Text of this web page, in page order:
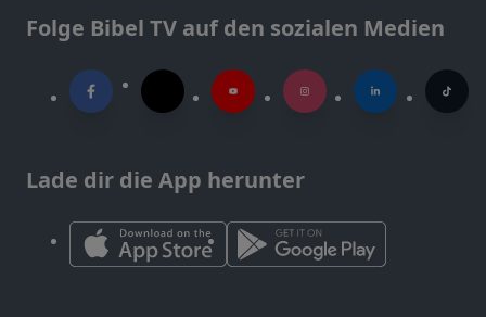
Folge Bibel TV auf den sozialen Medien
Lade dir die App herunter